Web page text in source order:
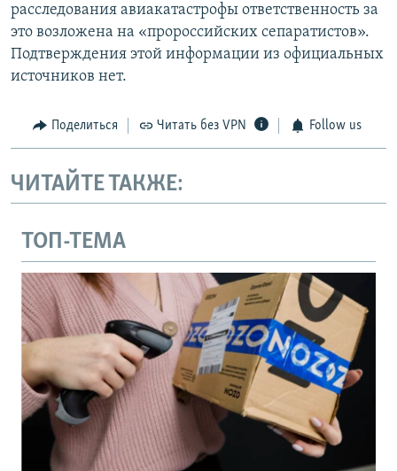
расследования авиакатастрофы ответственность за
это возложена на «пророссийских сепаратистов».
Подтверждения этой информации из официальных
источников нет.
Поделиться Читать без VPN Follow us
ЧИТАЙТЕ ТАКЖЕ:
ТОП-ТЕМА